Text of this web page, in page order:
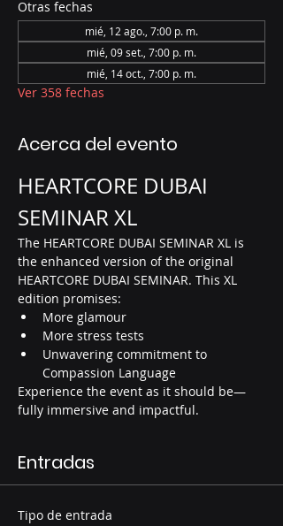
Otras fechas
mié, 12 ago., 7:00 p. m.
mié, 09 set., 7:00 p. m.
mié, 14 oct., 7:00 p. m.
Ver 358 fechas
Acerca del evento
HEARTCORE DUBAI
SEMINAR XL
The HEARTCORE DUBAI SEMINAR XL is
the enhanced version of the original
HEARTCORE DUBAI SEMINAR. This XL
edition promises:
More glamour
More stress tests
Unwavering commitment to
Compassion Language
Experience the event as it should be—
fully immersive and impactful.
Entradas
Tipo de entrada